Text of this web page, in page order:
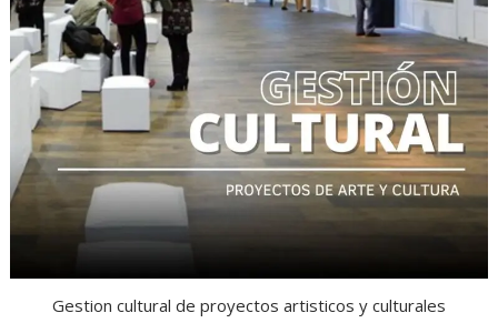
Gestion cultural de proyectos artisticos y culturales